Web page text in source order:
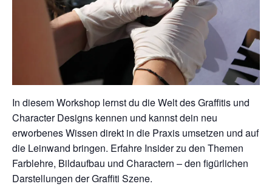
In diesem Workshop lernst du die Welt des Graffitis und
Character Designs kennen und kannst dein neu
erworbenes Wissen direkt in die Praxis umsetzen und auf
die Leinwand bringen. Erfahre Insider zu den Themen
Farblehre, Bildaufbau und Charactern – den figürlichen
Darstellungen der Graffiti Szene.